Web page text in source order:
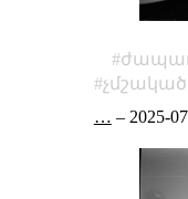
չմշակած
… – 2025-